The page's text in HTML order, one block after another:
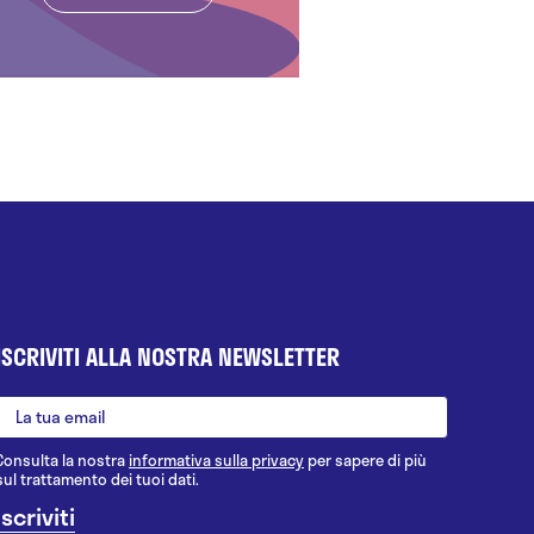
ALLA NOSTRA NEWSLETTER
la nostrainformativa sulla privacy per sapere di più
trattamento dei tuoi dati.